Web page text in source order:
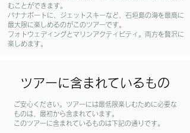
むことができます。
バナナボートに、ジェットスキーなど、石垣島の海を最高に
最大限に楽しめるのがこのツアーです。
​フォトウェディングとマリンアクティビティ。両方を贅沢に
楽しめます。
ツアーに含まれているもの
​ご安心ください。ツアーには最低限楽しむために必要な
ものは、最初から含まれています。
このツアーに含まれているものは下記の通りです。